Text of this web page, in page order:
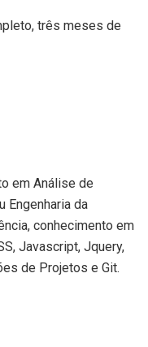
três meses de
em Análise de
Engenharia da
conhecimento em
Javascript, Jquery,
de Projetos e Git.